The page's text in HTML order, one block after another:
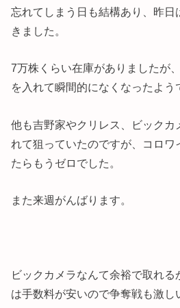
忘れてしまう日も結構あり、昨日
きました。
7万株くらい在庫がありましたが
を入れて瞬間的になくなったよう
他も吉野家やクリレス、ビックカ
れて狙っていたのですが、コロワ
たらもうゼロでした。
また来週がんばります。
ビックカメラなんて余裕で取れ
は手数料が安いので争奪戦も激し